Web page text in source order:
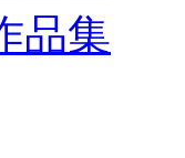
品集